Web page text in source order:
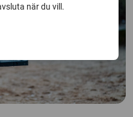
när du vill.